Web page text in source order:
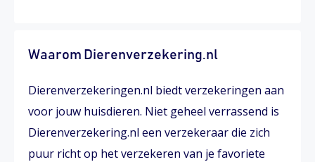
Waarom Dierenverzekering.nl
Dierenverzekeringen.nl biedt verzekeringen aan
voor jouw huisdieren. Niet geheel verrassend is
Dierenverzekering.nl een verzekeraar die zich
puur richt op het verzekeren van je favoriete